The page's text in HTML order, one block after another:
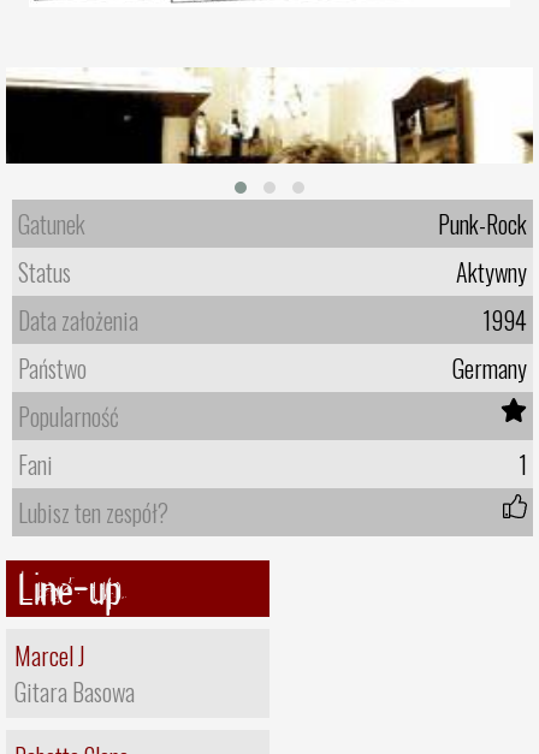
Gatunek
Punk-Rock
Status
Aktywny
Data założenia
1994
Państwo
Germany
Popularność
Fani
1
Lubisz ten zespół?
Line-up
Marcel J
Gitara Basowa